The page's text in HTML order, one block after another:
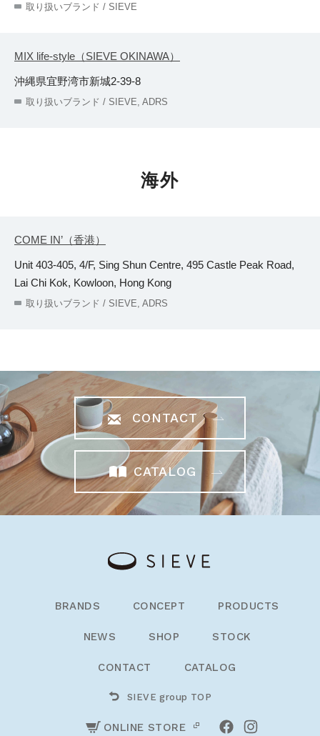
取り扱いブランド / SIEVE
MIX life-style（SIEVE OKINAWA）
沖縄県宜野湾市新城2-39-8
取り扱いブランド / SIEVE, ADRS
海外
COME IN’（香港）
Unit 403-405, 4/F, Sing Shun Centre, 495 Castle Peak Road,
Lai Chi Kok, Kowloon, Hong Kong
取り扱いブランド / SIEVE, ADRS
CONTACT
CATALOG
BRANDS CONCEPT PRODUCTS
NEWS SHOP STOCK
CONTACT CATALOG
SIEVE group TOP
ONLINE STORE